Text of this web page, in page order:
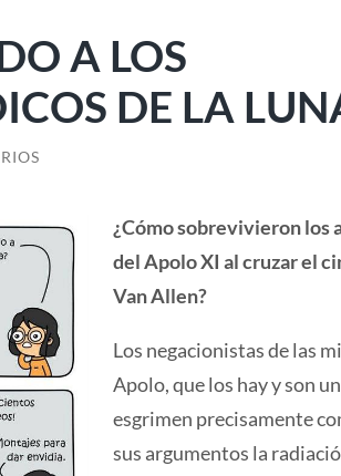
A LOS
DE LA
¿Cómo sobrevivieron los
del Apolo XI al cruzar el
Van Allen?
Los negacionistas de las
Apolo, que los hay y son
esgrimen precisamente
sus argumentos la